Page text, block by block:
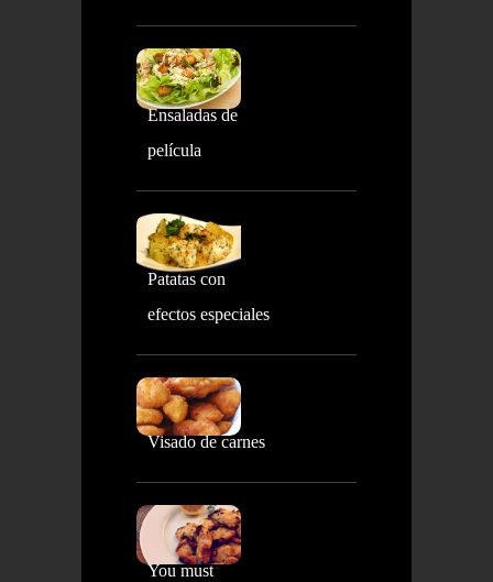
Ensaladas de
película
Patatas con
efectos especiales
Visado de carnes
You must